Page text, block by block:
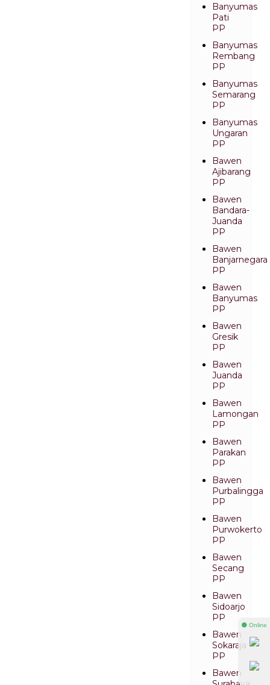
Banyumas
Pati
PP
Banyumas
Rembang
PP
Banyumas
Semarang
PP
Banyumas
Ungaran
PP
Bawen
Ajibarang
PP
Bawen
Bandara-
Juanda
PP
Bawen
Banjarnegara
PP
Bawen
Banyumas
PP
Bawen
Gresik
PP
Bawen
Juanda
PP
Bawen
Lamongan
PP
Bawen
Parakan
PP
Bawen
Purbalingga
PP
Bawen
Purwokerto
PP
Bawen
Secang
PP
Bawen
Sidoarjo
PP
Bawen
Sokaraja
PP
Bawen
⚫ Online